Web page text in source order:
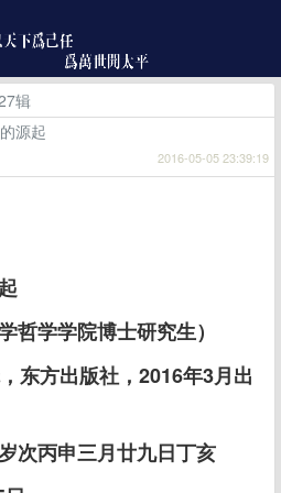
辑
源起
2016-05-05 23:39:19
哲学学院博士研究生）
东方出版社，2016年3月出
次丙申三月廿九日丁亥